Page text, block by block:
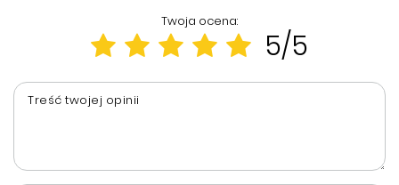
Twoja ocena:
5/5
Treść twojej opinii